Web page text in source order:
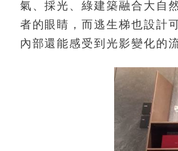
氣、採光、綠建築融合大自
者的眼睛，而逃生梯也設計
內部還能感受到光影變化的